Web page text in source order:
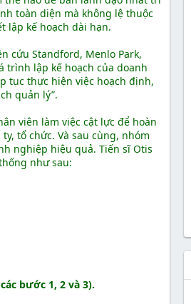
toàn diện mà không lệ thuộc
lập kế hoạch dài hạn.
cứu Standford, Menlo Park,
trình lập kế hoạch của doanh
tục thực hiện việc hoạch định,
quản lý”.
viên làm việc cật lực để hoàn
tổ chức. Và sau cùng, nhóm
nghiệp hiệu quả. Tiến sĩ Otis
như sau:
bước 1, 2 và 3).